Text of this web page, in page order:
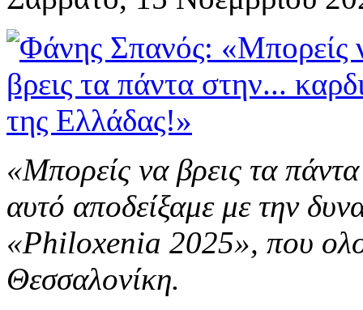
«Μπορείς να βρεις τα
αυτό αποδείξαμε με την
«Philoxenia 2025», που
Θεσσαλονίκη.